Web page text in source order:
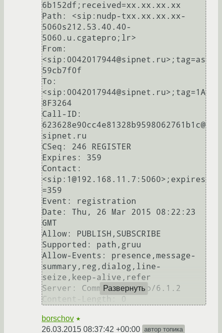
6b152df;received=xx.xx.xx.xx
Path: <sip:nudp-txx.xx.xx.xx-
5060s212.53.40.40-
5060.u.cgatepro;lr>
From:
<sip:0042017944@sipnet.ru>;tag=as
59cb7f0f
To:
<sip:0042017944@sipnet.ru>;tag=1A
8F3264
Call-ID:
623628e90cc4e81328b9598062761b1c@
sipnet.ru
CSeq: 246 REGISTER
Expires: 359
Contact:
<sip:1@192.168.11.7:5060>;expires
=359
Event: registration
Date: Thu, 26 Mar 2015 08:22:23
GMT
Allow: PUBLISH,SUBSCRIBE
Supported: path,gruu
Allow-Events: presence,message-
summary,reg,dialog,line-
seize,keep-alive,refer
Server: CommuniGatePro/6.1.2
Развернуть
borschov ★
26.03.2015 08:37:42 +00:00 автор топика